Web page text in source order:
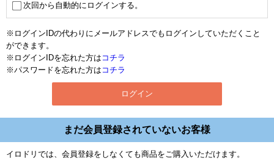
次回から自動的にログインする。
※ログインIDの代わりにメールアドレスでもログインしていただくこと
ができます。
※ログインIDを忘れた方は コチラ
※パスワードを忘れた方は コチラ
まだ会員登録されていないお客様
イロドリでは、会員登録をしなくても商品をご購入いただけます。